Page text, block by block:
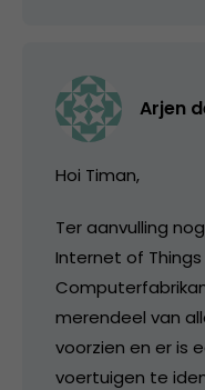
Arjen
Hoi Timan,
Ter aanvulling
Internet of Things
merendeel van
voorzien en er is
voertuigen te